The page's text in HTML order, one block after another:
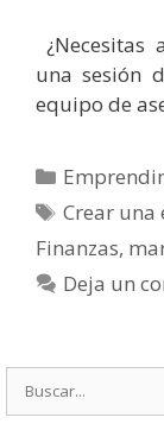
¿Necesitas
una sesión
equipo de
Categorías
Etiquetas
Crear una
Finanzas,
Deja un